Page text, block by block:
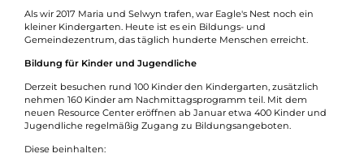
Als wir 2017 Maria und Selwyn trafen, war Eagle's Nest noch ein
kleiner Kindergarten. Heute ist es ein Bildungs- und
Gemeindezentrum, das täglich hunderte Menschen erreicht.
Bildung für Kinder und Jugendliche
Derzeit besuchen rund 100 Kinder den Kindergarten, zusätzlich
nehmen 160 Kinder am Nachmittagsprogramm teil. Mit dem
neuen Resource Center eröffnen ab Januar etwa 400 Kinder und
Jugendliche regelmäßig Zugang zu Bildungsangeboten.
Diese beinhalten: